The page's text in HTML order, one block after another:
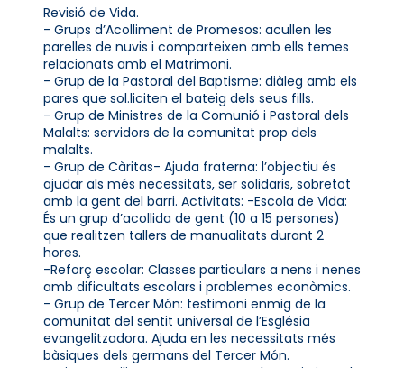
Revisió de Vida.
- Grups d’Acolliment de Promesos: acullen les
parelles de nuvis i comparteixen amb ells temes
relacionats amb el Matrimoni.
- Grup de la Pastoral del Baptisme: diàleg amb els
pares que sol.liciten el bateig dels seus fills.
- Grup de Ministres de la Comunió i Pastoral dels
Malalts: servidors de la comunitat prop dels
malalts.
- Grup de Càritas- Ajuda fraterna: l’objectiu és
ajudar als més necessitats, ser solidaris, sobretot
amb la gent del barri. Activitats: -Escola de Vida:
És un grup d’acollida de gent (10 a 15 persones)
que realitzen tallers de manualitats durant 2
hores.
-Reforç escolar: Classes particulars a nens i nenes
amb dificultats escolars i problemes econòmics.
- Grup de Tercer Món: testimoni enmig de la
comunitat del sentit universal de l’Església
evangelitzadora. Ajuda en les necessitats més
bàsiques dels germans del Tercer Món.